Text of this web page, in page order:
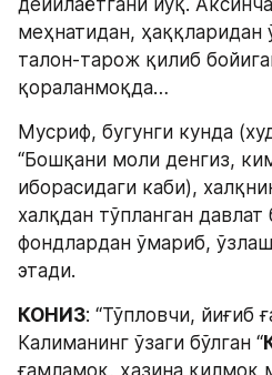
меҳнатидан, ҳаққларидан
талон-тарож қилиб
қораланмоқда…
Мусриф, бугунги кунда
“Бошқани моли денгиз,
иборасидаги каби),
халқдан тўпланган
фондлардан ўмариб,
этади.
КОНИЗ: “Тўпловчи, йиғиб
Калиманинг ўзаги бўлган “
ғамламоқ, ҳазина қилмоқ